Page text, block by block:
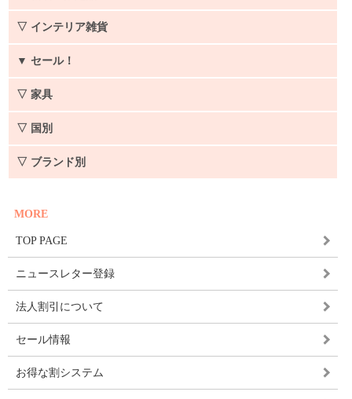
▽ インテリア雑貨
▼ セール！
▽ 家具
▽ 国別
▽ ブランド別
MORE
TOP PAGE
ニュースレター登録
法人割引について
セール情報
お得な割システム